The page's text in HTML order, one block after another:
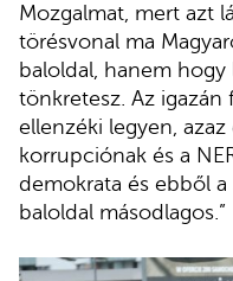
Mozgalmat, mert azt
törésvonal ma
baloldal, hanem
tönkretesz. Az
ellenzéki legyen,
korrupciónak és a
demokrata és ebből
baloldal másodlagos.”